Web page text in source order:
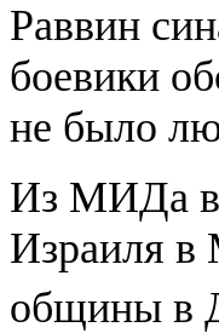
Раввин
боевики
не было
Из МИДа в
Израиля в
общины в